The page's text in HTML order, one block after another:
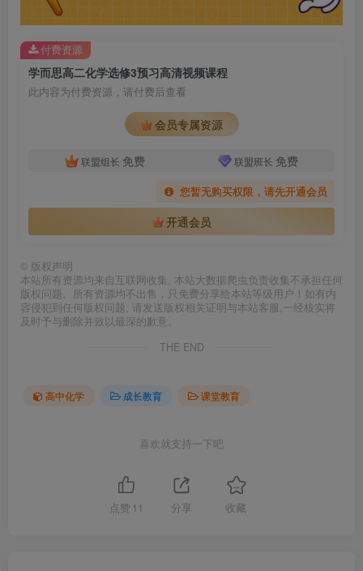
学而思高二化学选修3预习高清视频课程
此内容为付费资源，请付费后查看
会员专属资源
联盟组长 免费 联盟班长 免费
您暂无购买权限，请先开通会员
开通会员
付费资源
© 版权声明
本站所有资源均来自互联网收集, 本站大数据爬虫负责收集不承担任何
版权问题。所有资源均不出售，只免费分享给本站等级用户！如有内
容侵犯到任何版权问题, 请发送版权相关证明与本站客服,一经核实将
及时予与删除并致以最深的歉意。
THE END
高中化学 成长教育 课堂教育
喜欢就支持一下吧
点赞 11 分享 收藏